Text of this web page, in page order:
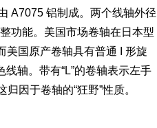
A7075 铝制成。两个线轴外径
功能。美国市场卷轴在日本型
美国原产卷轴具有普通 I 形旋
线轴。带有“L”的卷轴表示左手
因于卷轴的“狂野”性质。